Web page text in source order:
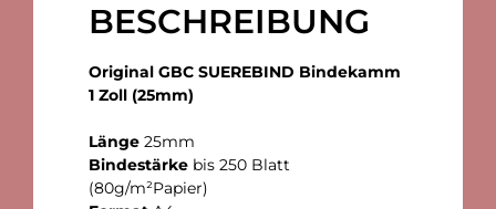
BESCHREIBUNG
Original GBC SUEREBIND Bindekamm
1 Zoll (25mm)
Länge 25mm
Bindestärke bis 250 Blatt
(80g/m²Papier)